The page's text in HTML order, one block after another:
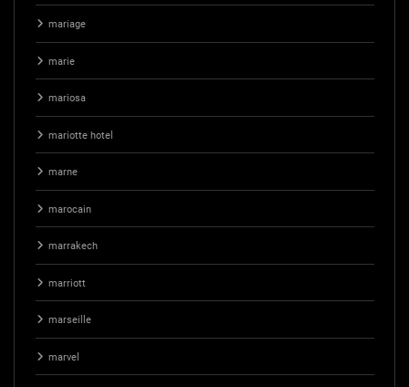
mariage
marie
mariosa
mariotte hotel
marne
marocain
marrakech
marriott
marseille
marvel